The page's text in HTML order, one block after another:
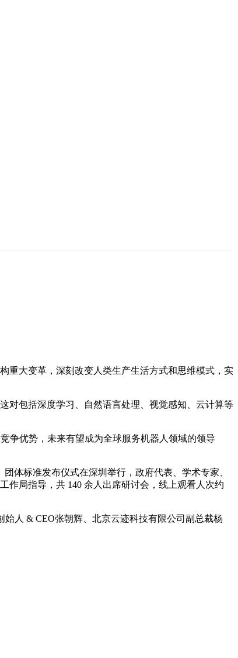
大变革，深刻改变人类生产生活方式和思维模式，实
包括深度学习、自然语言处理、视觉感知、云计算等
优势，未来有望成为全球服务机器人领域的领导
标准发布仪式在深圳举行，政府代表、学术专家、
作局指导，共 140 余人出席研讨会，线上观看人次约
人 & CEO张朝辉、北京云迹科技有限公司副总裁杨